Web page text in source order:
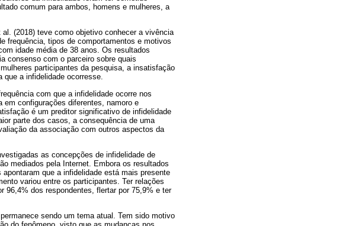
comum para ambos, homens e mulheres, a
(2018) teve como objetivo conhecer a vivência
frequência, tipos de comportamentos e motivos
idade média de 38 anos. Os resultados
consenso com o parceiro sobre quais
participantes da pesquisa, a insatisfação
a infidelidade ocorresse.
com que a infidelidade ocorre nos
configurações diferentes, namoro e
é um preditor significativo de infidelidade
parte dos casos, a consequência de uma
da associação com outros aspectos da
as concepções de infidelidade de
mediados pela Internet. Embora os resultados
que a infidelidade está mais presente
variou entre os participantes. Ter relações
96,4% dos respondentes, flertar por 75,9% e ter
sendo um tema atual. Tem sido motivo